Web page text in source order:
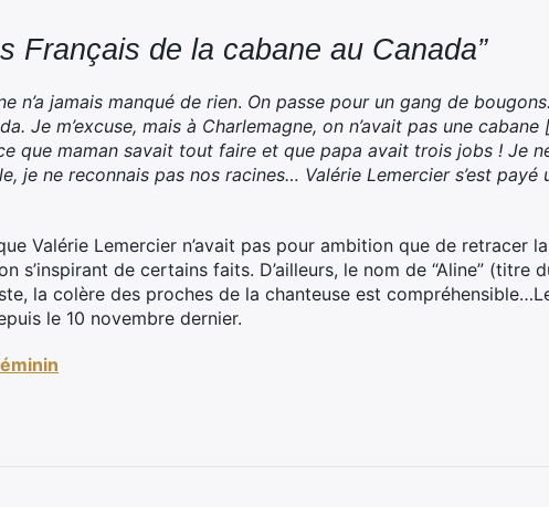
Français de la cabane au Canada”
n’a jamais manqué de rien. On passe pour un gang de
Je m’excuse, mais à Charlemagne, on n’avait pas une
que maman savait tout faire et que papa avait trois jobs ! Je
je ne reconnais pas nos racines… Valérie Lemercier s’est payé
Valérie Lemercier n’avait pas pour ambition que de retracer
s’inspirant de certains faits. D’ailleurs, le nom de “Aline” (titre
la colère des proches de la chanteuse est
le 10 novembre dernier.